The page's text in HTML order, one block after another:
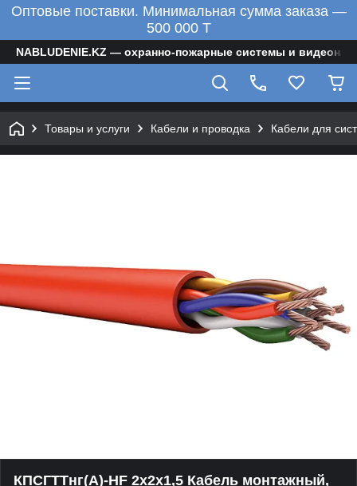
Оптовые поставки. Минимальная сумма заказа —
500 000 T
NABLUDENIE.KZ — охранно-пожарные системы и
Товары и услуги Кабели и проводка Кабели для
КПСГТТнг(А)-HF 2х2х1,5 Кабель монтажный,